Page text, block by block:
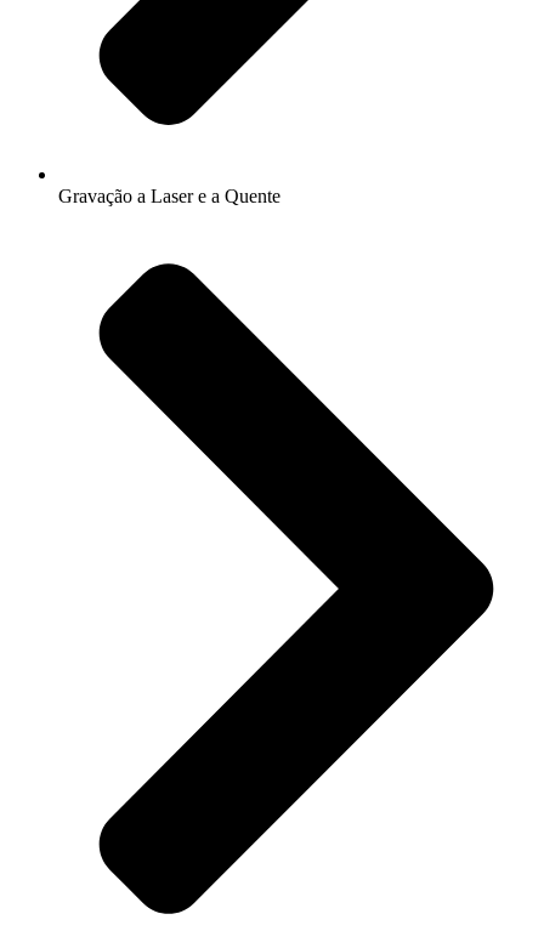
Gravação a Laser e a Quente